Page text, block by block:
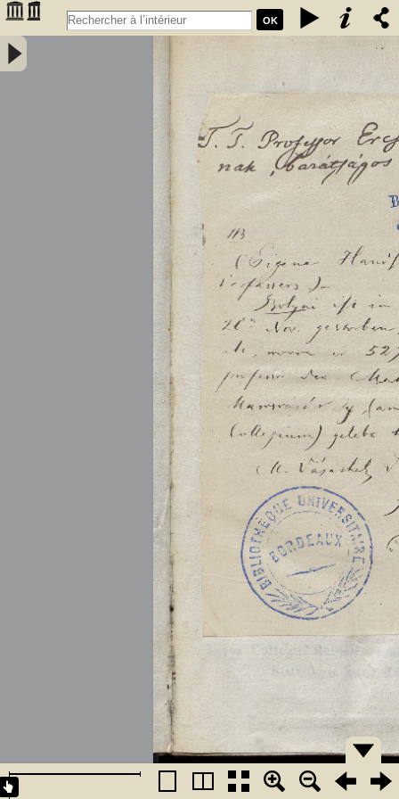
OK
Tentamen juventutem studiosam in elementa matheseos purae,
elementaris ac sublimioris, methodo intuitiva, evidentiaque huic
propria, introducendi. Cum appendice triplici. Auctore Professore
Matheseos et Physices Chemiaeque Publ. Ordinario. Tomus primus